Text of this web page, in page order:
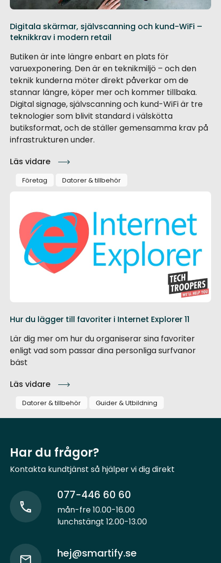
Digitala skärmar, självscanning och kund-WiFi –
teknikkrav i modern retail
‍Butiken är inte längre enbart en plats för
varuexponering. Den är en teknikmiljö – och den
teknik kunderna möter direkt påverkar om de
stannar längre, köper mer och kommer tillbaka.
Digital signage, självscanning och kund-WiFi är tre
teknologier som blivit standard i välskötta
butiksformat, och de ställer gemensamma krav på
infrastrukturen under.
Läs vidare
Företag Datorer & tillbehör
Hur du lägger till favoriter i Internet Explorer 11
Lär dig mer om hur du organiserar sina favoriter
enligt vad som passar dina personliga surfvanor
bäst
Läs vidare
Datorer & tillbehör Guider & Utbildning
Har du frågor?
Kontakta kundtjänst så hjälper vi dig direkt
077-446 60 60
mån-fre 10.00-16.00
lunchstängt 12.00-13.00
hej@smartify.se